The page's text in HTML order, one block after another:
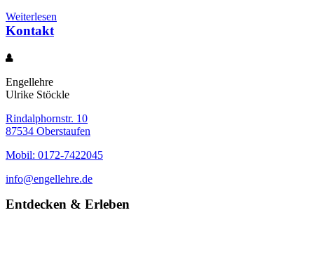
Weiterlesen
Kontakt
Engellehre
Ulrike Stöckle
Rindalphornstr. 10
87534 Oberstaufen
Mobil: 0172-7422045
info@engellehre.de
Entdecken & Erleben